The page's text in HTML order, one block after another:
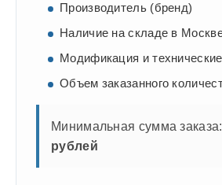
Производитель (бренд)
Наличие на складе в
Модификация и
Объем заказанного
Минимальная сумма заказа:
рублей